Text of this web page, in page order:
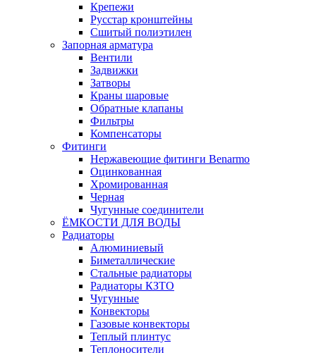
Крепежи
Русстар кронштейны
Сшитый полиэтилен
Запорная арматура
Вентили
Задвижки
Затворы
Краны шаровые
Обратные клапаны
Фильтры
Компенсаторы
Фитинги
Нержавеющие фитинги Benarmo
Оцинкованная
Хромированная
Черная
Чугунные соединители
ЁМКОСТИ ДЛЯ ВОДЫ
Радиаторы
Алюминиевый
Биметаллические
Стальные радиаторы
Радиаторы КЗТО
Чугунные
Конвекторы
Газовые конвекторы
Теплый плинтус
Теплоносители